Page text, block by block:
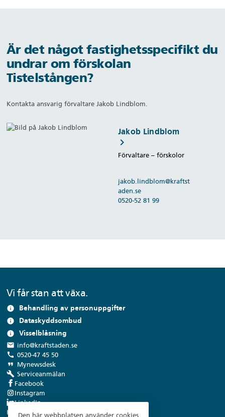
Är det något fastighetsspecifikt du
undrar om förskolan
Tistelstången?
Kontakta ansvarig förvaltare Jakob Lindblom.
Jakob Lindblom
keyboard_arrow_right
Förvaltare – förskolor
jakob.lindblom@kraftst
aden.se
0520-52 81 99
Vi får stan att växa.
info Behandling av personuppgifter
info Dataskyddsombud
info Visselblåsning
local_post_office info@kraftstaden.se
call 0520-47 45 50
format_quote Mynewsdesk
build Serviceanmälan
Facebook
Instagram
LinkedIn
Kraftstaden Fastigheter Trollhättan AB
Den här webbplatsen använder cookies